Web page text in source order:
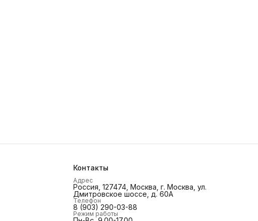
Контакты
Адрес
Россия, 127474, Москва, г. Москва, ул.
Дмитровское шоссе, д. 60А
Телефон
8 (903) 290-03-88
Режим работы